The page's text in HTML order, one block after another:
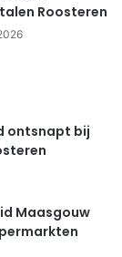
Roosteren
ontsnapt bij
Maasgouw